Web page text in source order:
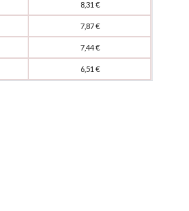
8,31 €
7,87 €
7,44 €
6,51 €